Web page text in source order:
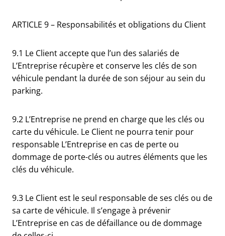
ARTICLE 9 – Responsabilités et obligations du Client
9.1 Le Client accepte que l’un des salariés de
L’Entreprise récupère et conserve les clés de son
véhicule pendant la durée de son séjour au sein du
parking.
9.2 L’Entreprise ne prend en charge que les clés ou
carte du véhicule. Le Client ne pourra tenir pour
responsable L’Entreprise en cas de perte ou
dommage de porte-clés ou autres éléments que les
clés du véhicule.
9.3 Le Client est le seul responsable de ses clés ou de
sa carte de véhicule. Il s’engage à prévenir
L’Entreprise en cas de défaillance ou de dommage